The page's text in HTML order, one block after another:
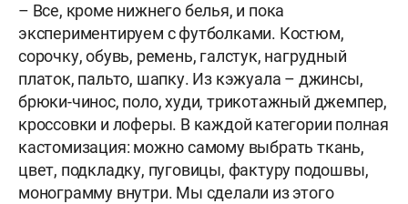
– Все, кроме нижнего белья, и пока
экспериментируем с футболками. Костюм,
сорочку, обувь, ремень, галстук, нагрудный
платок, пальто, шапку. Из кэжуала – джинсы,
брюки-чинос, поло, худи, трикотажный джемпер,
кроссовки и лоферы. В каждой категории полная
кастомизация: можно самому выбрать ткань,
цвет, подкладку, пуговицы, фактуру подошвы,
монограмму внутри. Мы сделали из этого